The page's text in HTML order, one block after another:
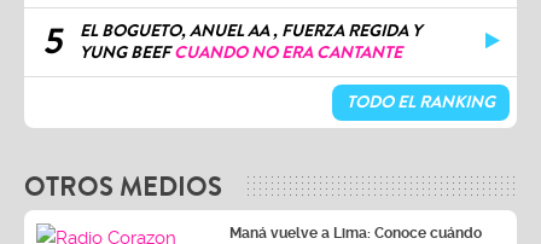
5
EL BOGUETO, ANUEL AA , FUERZA REGIDA Y
YUNG BEEFCUANDO NO ERA CANTANTE
TODO EL RANKING
OTROS MEDIOS
Maná vuelve a Lima: Conoce cuándo